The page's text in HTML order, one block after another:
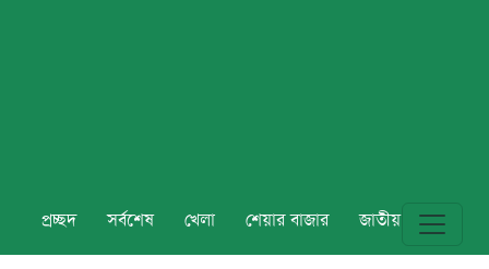
প্রচ্ছদ সর্বশেষ খেলা শেয়ার বাজার জাতীয় বিশ্ব